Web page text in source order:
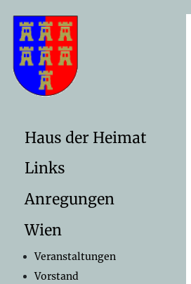
Haus der Heimat
Links
Anregungen
Wien
Veranstaltungen
Vorstand